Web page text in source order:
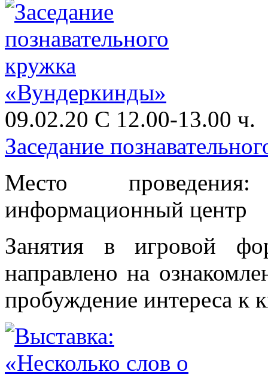
09.02.20 С 12.00-13.00 ч.
Заседание
Место
информационный центр
Занятия в игровой
направлено на
пробуждение интереса к